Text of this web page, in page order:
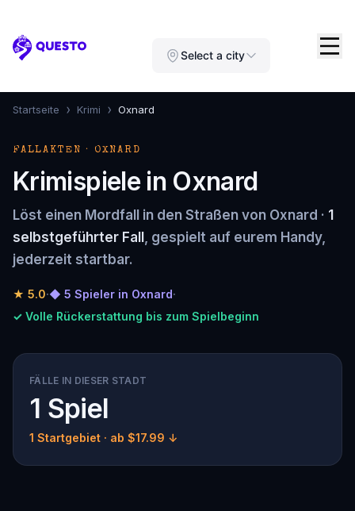
Questo Select a city
Startseite › Krimi › Oxnard
FALLAKTEN · OXNARD
Krimispiele in Oxnard
Löst einen Mordfall in den Straßen von Oxnard · 1
selbstgeführter Fall , gespielt auf eurem Handy,
jederzeit startbar.
★ 5.0·◆ 5 Spieler in Oxnard·
✓ Volle Rückerstattung bis zum Spielbeginn
FÄLLE IN DIESER STADT
1 Spiel
1 Startgebiet · ab $17.99 ↓